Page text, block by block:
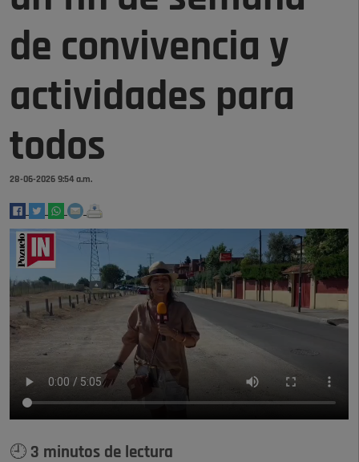
de convivencia y
actividades para
todos
28-06-2026 9:54 a.m.
🕘 3 minutos de lectura